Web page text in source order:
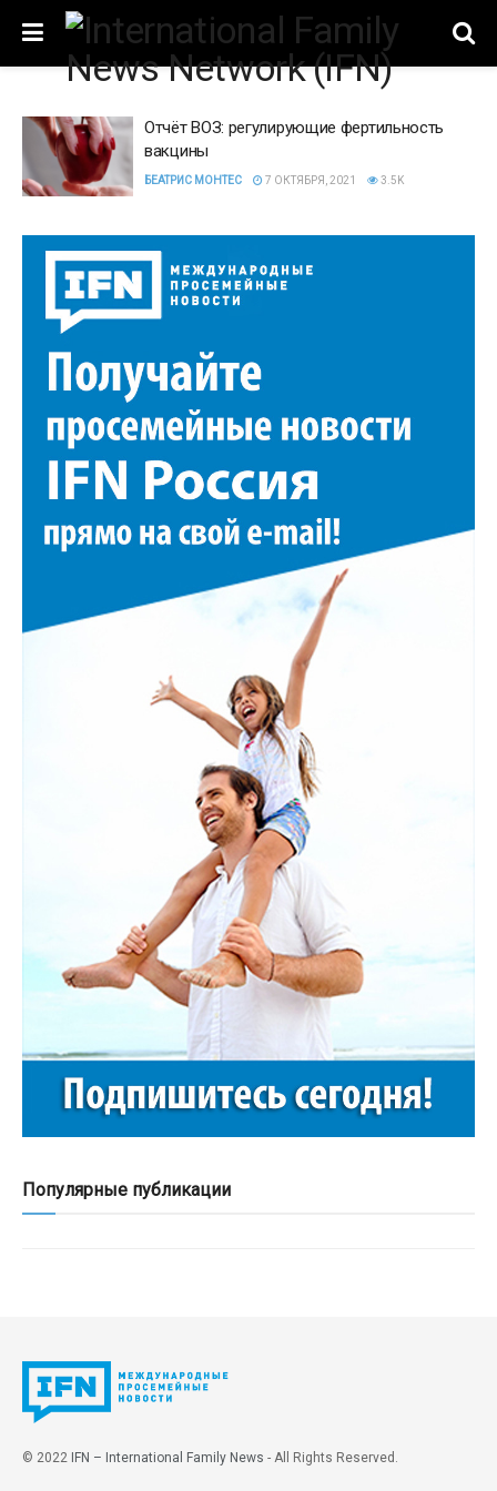
Отчёт ВОЗ: регулирующие фертильность
вакцины
БЕАТРИС МОНТЕС 7 ОКТЯБРЯ, 2021 3.5K
Популярные публикации
© 2022 IFN – International Family News - All Rights Reserved.